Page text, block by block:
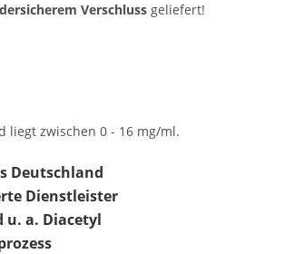
Verschluss geliefert!
liegt zwischen 0 - 16 mg/ml.
Deutschland
Dienstleister
u. a. Diacetyl